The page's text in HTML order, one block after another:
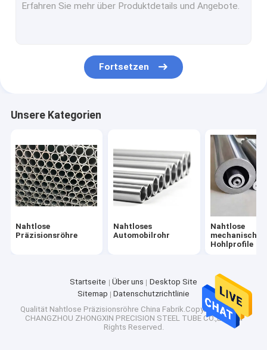
Fortsetzen
Unsere Kategorien
Nahtlose
Präzisionsröhre
Nahtloses
Automobilrohr
Nahtlose
mechanische
Hohlprofile
Startseite Über uns
Desktop Site
Sitemap
Datenschutzrichtlinie
Qualität Nahtlose Präzisionsröhre China Fabrik.Copyright © 2026
CHANGZHOU ZHONGXIN PRECISION STEEL TUBE CO.,LTD. All
Rights Reserved.